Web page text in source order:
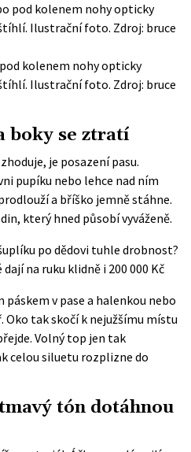
kolenem nohy opticky
Ilustrační foto. Zdroj: bruce
boky se ztratí
je posazení pasu.
pupíku nebo lehce nad ním
a bříško jemně stáhne.
který hned působí vyváženě.
po dědovi tuhle drobnost?
na ruku klidně i 200 000 Kč
v pase a halenkou nebo
tak skočí k nejužšímu místu
Volný top jen tak
celou siluetu rozplizne do
tón dotáhnou